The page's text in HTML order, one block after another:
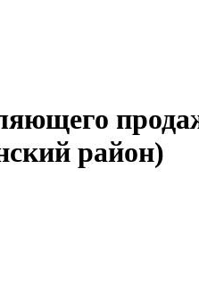
район)